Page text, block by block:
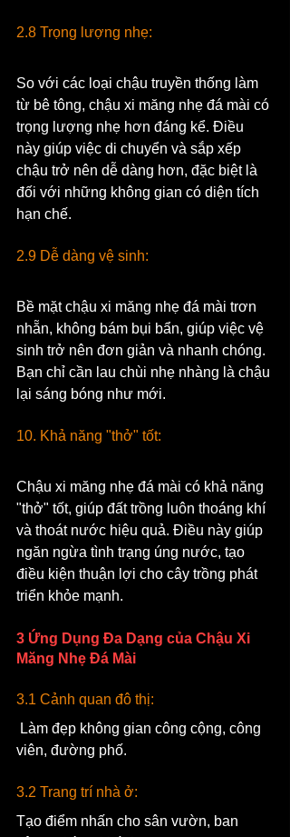
2.8 Trọng lượng nhẹ:
So với các loại chậu truyền thống làm
từ bê tông, chậu xi măng nhẹ đá mài có
trọng lượng nhẹ hơn đáng kể. Điều
này giúp việc di chuyển và sắp xếp
chậu trở nên dễ dàng hơn, đặc biệt là
đối với những không gian có diện tích
hạn chế.
2.9 Dễ dàng vệ sinh:
Bề mặt chậu xi măng nhẹ đá mài trơn
nhẵn, không bám bụi bẩn, giúp việc vệ
sinh trở nên đơn giản và nhanh chóng.
Bạn chỉ cần lau chùi nhẹ nhàng là chậu
lại sáng bóng như mới.
10. Khả năng "thở" tốt:
Chậu xi măng nhẹ đá mài có khả năng
"thở" tốt, giúp đất trồng luôn thoáng khí
và thoát nước hiệu quả. Điều này giúp
ngăn ngừa tình trạng úng nước, tạo
điều kiện thuận lợi cho cây trồng phát
triển khỏe mạnh.
3 Ứng Dụng Đa Dạng của Chậu Xi
Măng Nhẹ Đá Mài
3.1 Cảnh quan đô thị:
viên, đường phố.
3.2 Trang trí nhà ở:
Tạo điểm nhấn cho sân vườn, ban